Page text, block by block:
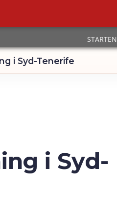
STARTEN
i Syd-Tenerife
i Syd-